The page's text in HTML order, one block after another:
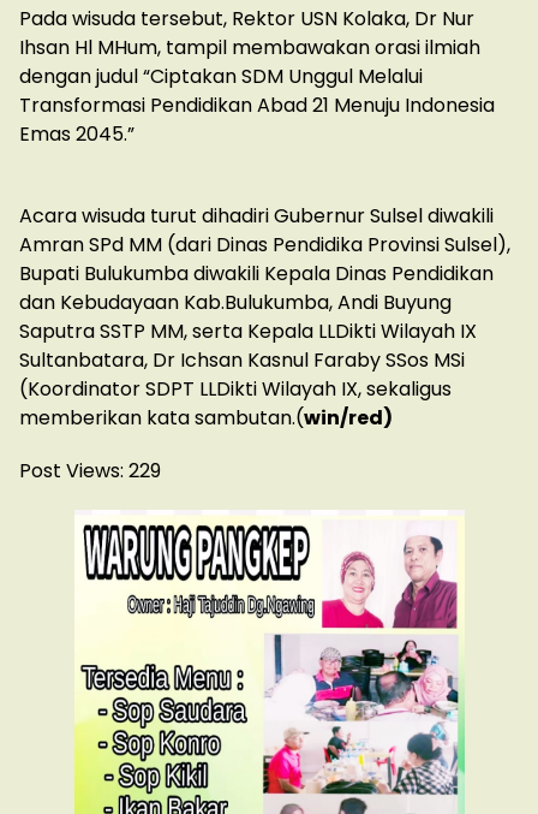
Pada wisuda tersebut, Rektor USN Kolaka, Dr Nur
Ihsan Hl MHum, tampil membawakan orasi ilmiah
dengan judul “Ciptakan SDM Unggul Melalui
Transformasi Pendidikan Abad 21 Menuju Indonesia
Emas 2045.”
Acara wisuda turut dihadiri Gubernur Sulsel diwakili
Amran SPd MM (dari Dinas Pendidika Provinsi Sulsel),
Bupati Bulukumba diwakili Kepala Dinas Pendidikan
dan Kebudayaan Kab.Bulukumba, Andi Buyung
Saputra SSTP MM, serta Kepala LLDikti Wilayah IX
Sultanbatara, Dr Ichsan Kasnul Faraby SSos MSi
(Koordinator SDPT LLDikti Wilayah IX, sekaligus
memberikan kata sambutan.(win/red)
Post Views: 229